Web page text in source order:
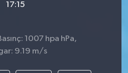
17:15
1007 hpa hPa,
9.19 m/s